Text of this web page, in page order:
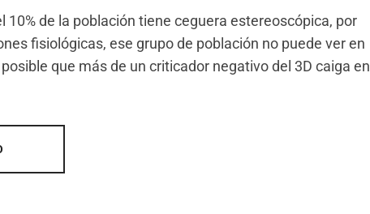
10% de la población tiene ceguera estereoscópica, por
fisiológicas, ese grupo de población no puede ver en
que más de un criticador negativo del 3D caiga en